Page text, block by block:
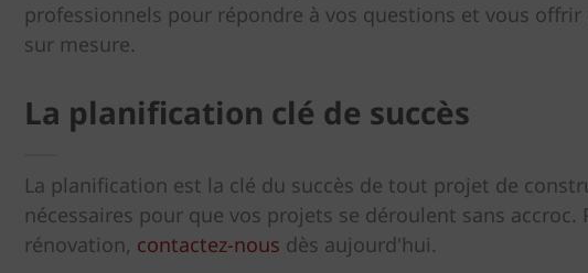
professionnels pour répondre à vos questions et vous
sur mesure.
La planification clé de succès
La planification est la clé du succès de tout projet de
nécessaires pour que vos projets se déroulent sans
rénovation, contactez-nous dès aujourd'hui.